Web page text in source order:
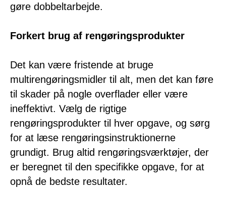
gøre dobbeltarbejde.
Forkert brug af rengøringsprodukter
Det kan være fristende at bruge
multirengøringsmidler til alt, men det kan føre
til skader på nogle overflader eller være
ineffektivt. Vælg de rigtige
rengøringsprodukter til hver opgave, og sørg
for at læse rengøringsinstruktionerne
grundigt. Brug altid rengøringsværktøjer, der
er beregnet til den specifikke opgave, for at
opnå de bedste resultater.